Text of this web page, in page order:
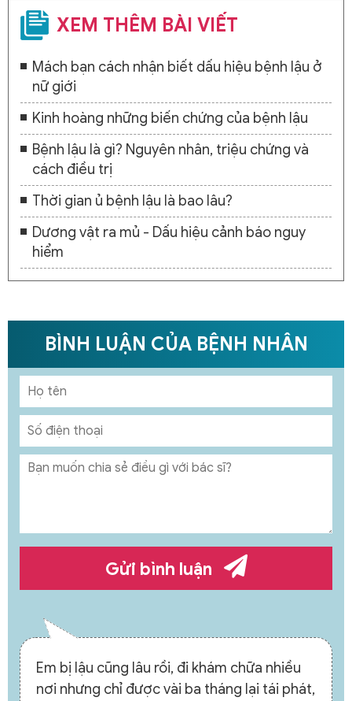
XEM THÊM BÀI VIẾT
Mách bạn cách nhận biết dấu hiệu bệnh lậu ở
nữ giới
Kinh hoàng những biến chứng của bệnh lậu
Bệnh lậu là gì? Nguyên nhân, triệu chứng và
cách điều trị
Thời gian ủ bệnh lậu là bao lâu?
Dương vật ra mủ - Dấu hiệu cảnh báo nguy
hiểm
BÌNH LUẬN CỦA BỆNH NHÂN
Gửi bình luận
Em bị lậu cũng lâu rồi, đi khám chữa nhiều
nơi nhưng chỉ được vài ba tháng lại tái phát,